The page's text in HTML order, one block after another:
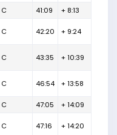
C 41:09 + 8:13
C 42:20 + 9:24
C 43:35 + 10:39
C 46:54 + 13:58
C 47:05 + 14:09
C 47:16 + 14:20